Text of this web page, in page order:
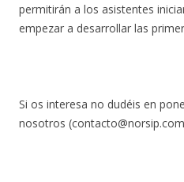
permitirán a los asistentes
empezar a desarrollar las
Si os interesa no dudéis en
nosotros